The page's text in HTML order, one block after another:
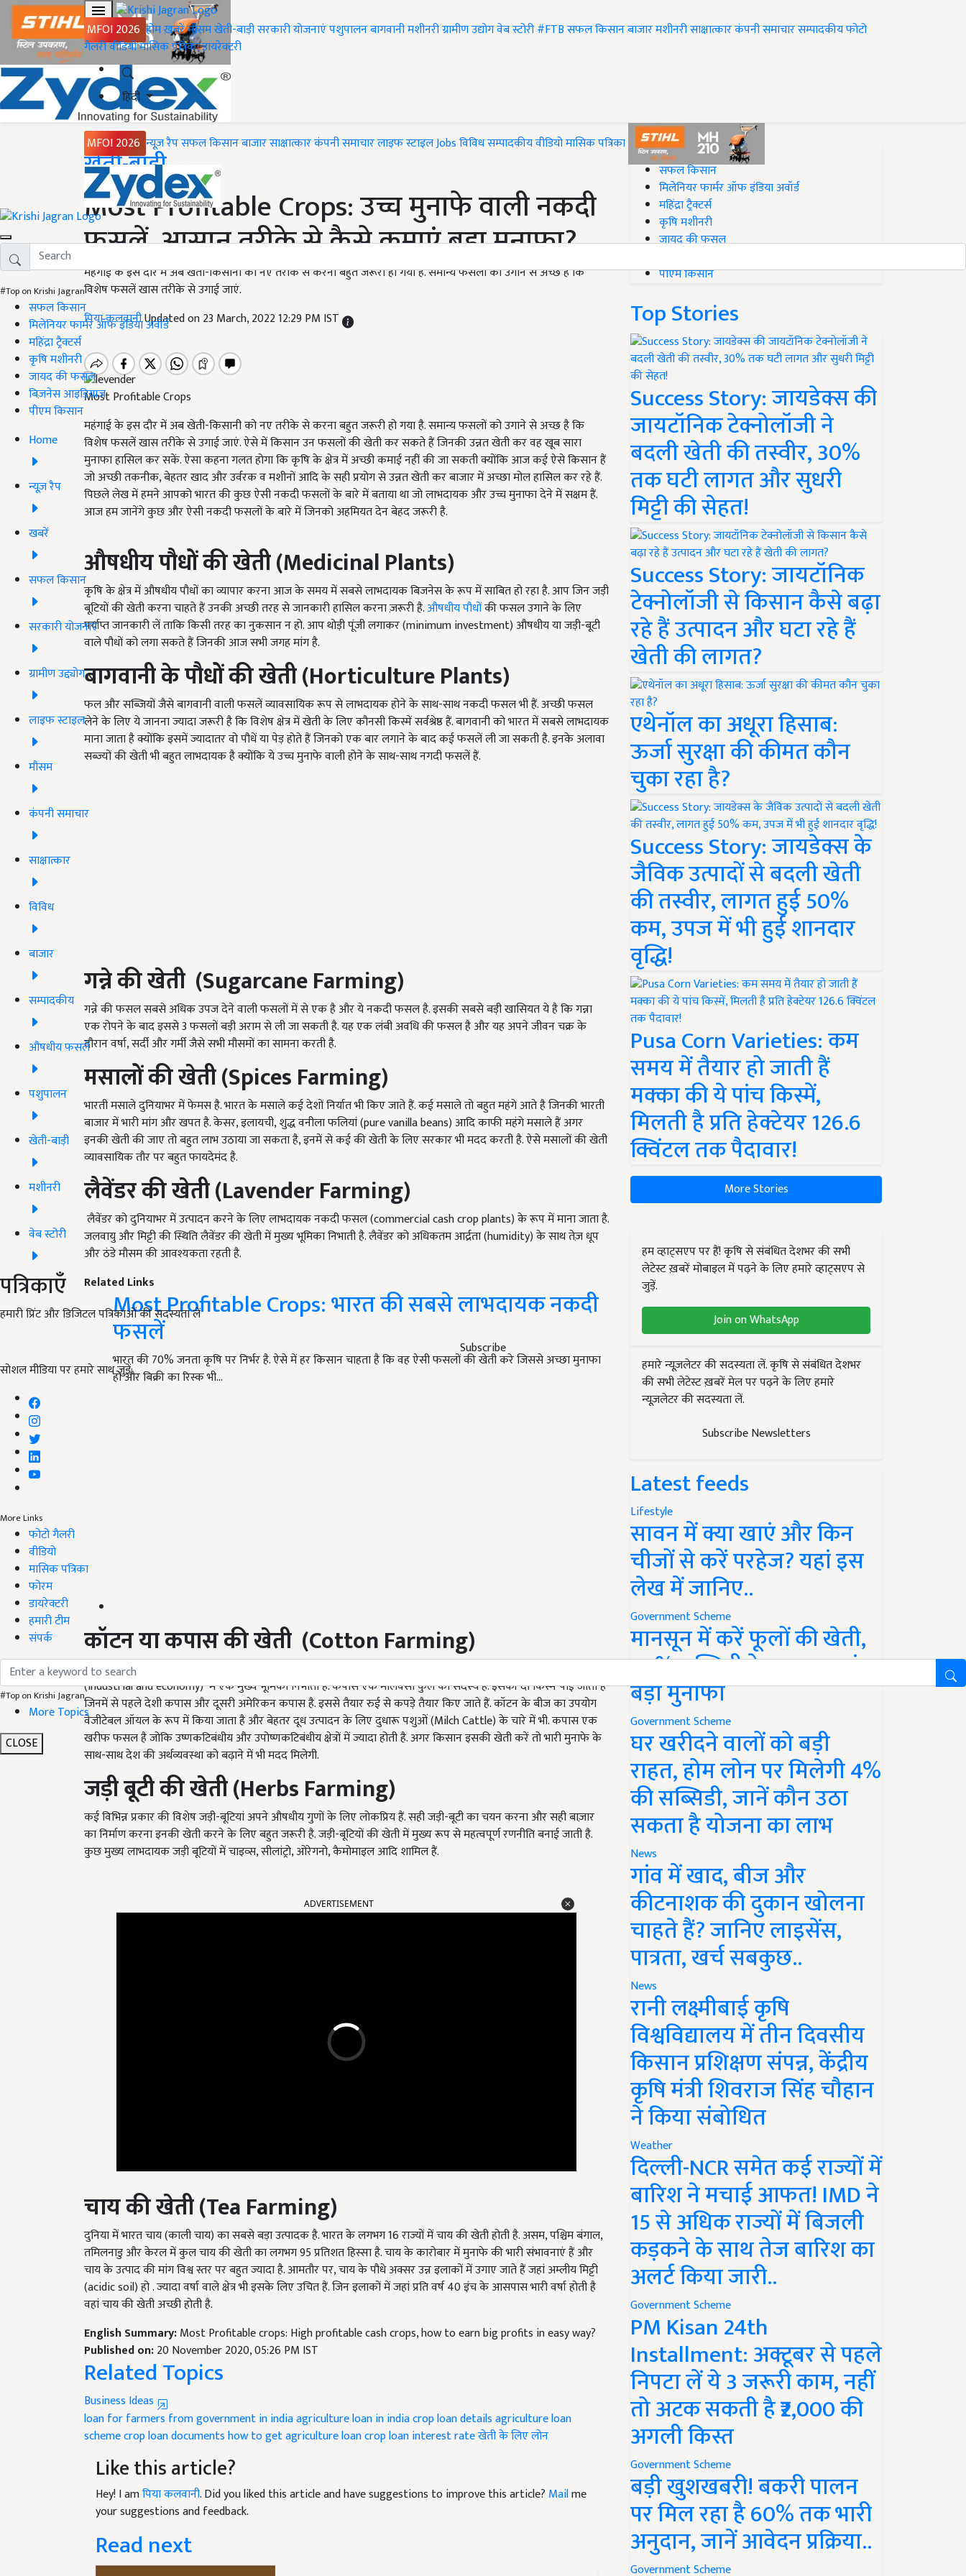
MFOI 2026 होमख़बरेंमौसमखेती-बाड़ीसरकारी योजनाएंपशुपालनबागवानीमशीनरीग्रामीण उद्योगवेब स्टोरी#FTBसफल किसानबाजारमशीनरीसाक्षात्कारकंपनी समाचारसम्पादकीयफोटो
गैलरीवीडियोमासिक पत्रिकाडायरेक्टरी
हिंदी
MFOI 2026 न्यूज़ रैपसफल किसानबाजारसाक्षात्कारकंपनी समाचारलाइफ स्टाइलJobsविविधसम्पादकीयवीडियोमासिक पत्रिका
#Top on Krishi Jagran
सफल किसान
मिलेनियर फार्मर ऑफ इंडिया अवॉर्ड
महिंद्रा ट्रैक्टर्स
कृषि मशीनरी
जायद की फसल
बिज़नेस आइडियाज
पीएम किसान
Home
न्यूज़ रैप
खबरें
सफल किसान
सरकारी योजनाएं
ग्रामीण उद्द्योग
लाइफ स्टाइल
मौसम
कंपनी समाचार
साक्षात्कार
विविध
बाजार
सम्पादकीय
औषधीय फसलें
पशुपालन
खेती-बाड़ी
मशीनरी
वेब स्टोरी
पत्रिकाएँ
हमारी प्रिंट और डिजिटल पत्रिकाओं की सदस्यता लें
Subscribe
सोशल मीडिया पर हमारे साथ जुड़ें:
More Links
फोटो गैलरी
वीडियो
मासिक पत्रिका
फोरम
डायरेक्टरी
हमारी टीम
संपर्क
#Top on Krishi Jagran
More Topics
CLOSE
Home
खेती-बाड़ी
Most Profitable Crops: उच्च मुनाफे वाली नकदी
फसलें, आसान तरीके से कैसे कमाएं बड़ा मुनाफा?
महंगाई के इस दौर में अब खेती-किसानी को नए तरीके से करना बहुत जरूरी हो गया है. समान्य फसलों को उगाने से अच्छ है कि
विशेष फसलें खास तरीके से उगाई जाएं.
पिया कलवानीUpdated on 23 March, 2022 12:29 PM IST
Most Profitable Crops
महंगाई के इस दौर में अब खेती-किसानी को नए तरीके से करना बहुत जरूरी हो गया है. समान्य फसलों को उगाने से अच्छ है कि
विशेष फसलें खास तरीके से उगाई जाएं. ऐसे में किसान उन फसलों की खेती कर सकते हैं जिनकी उन्नत खेती कर वह खूब सारा
मुनाफा हासिल कर सकें. ऐसा कहना गलत होगा कि कृषि के क्षेत्र में अच्छी कमाई नहीं की जा सकती क्योंकि आज कई ऐसे किसान हैं
जो अच्छी तकनीक, बेहतर खाद और उर्वरक व मशीनों आदि के सही प्रयोग से उन्नत खेती कर बाजार में अच्छा मोल हासिल कर रहे हैं.
पिछले लेख में हमने आपको भारत की कुछ ऐसी नकदी फसलों के बारे में बताया था जो लाभदायक और उच्च मुनाफा देने में सक्षम हैं.
आज हम जानेंगे कुछ और ऐसी नकदी फसलों के बारे में जिनको अहमियत देन बेहद जरूरी है.
औषधीय पौधों की खेती(Medicinal Plants)
कृषि के क्षेत्र में औषधीय पौधों का व्यापार करना आज के समय में सबसे लाभदायक बिजनेस के रूप में साबित हो रहा है. आप जिन जड़ी
बूटियों की खेती करना चाहते हैं उनकी अच्छी तरह से जानकारी हासिल करना ज़रूरी है.औषधीय पौधोंकी फसल उगाने के लिए
पर्याप्त जानकारी लें ताकि किसी तरह का नुकसान न हो. आप थोड़ी पूंजी लगाकर (minimum investment) औषधीय या जड़ी-बूटी
वाले पौधों को लगा सकते हैं जिनकी आज सभी जगह मांग है.
बागवानी के पौधों की खेती(Horticulture Plants)
फल और सब्जियों जैसे बागवानी वाली फसलें व्यावसायिक रूप से लाभदायक होने के साथ-साथ नकदी फसल भी हैं. अच्छी फसल
लेने के लिए ये जानना ज्यादा जरूरी है कि विशेष क्षेत्र में खेती के लिए कौनसी किस्में सर्वश्रेष्ठ हैं. बागवानी को भारत में सबसे लाभदायक
माना जाता है क्योंकि इसमें ज्यादातर वो पौधें या पेड़ होते हैं जिनको एक बार लगाने के बाद कई फसलें ली जा सकती है. इनके अलावा
सब्ज्यों की खेती भी बहुत लाभदायक है क्योंकि ये उच्च मुनाफे वाली होने के साथ-साथ नगदी फसलें हैं.
गन्ने की खेती (Sugarcane Farming)
गन्ने की फसल सबसे अधिक उपज देने वाली फसलों में से एक है और ये नकदी फसल है. इसकी सबसे बड़ी खासियत ये है कि गन्ना
एक रोपने के बाद इससे 3 फसलों बड़ी अराम से ली जा सकती है. यह एक लंबी अवधि की फसल है और यह अपने जीवन चक्र के
दौरान वर्षा, सर्दी और गर्मी जैसे सभी मौसमों का सामना करती है.
मसालों की खेती(Spices Farming)
भारती मसाले दुनियाभर में फेमस है. भारत के मसाले कई देशों निर्यात भी किए जाते हैं. कई मसाले तो बहुत महंगे आते है जिनकी भारती
बाजार में भारी मांग और खपत है. केसर, इलायची, शुद्ध वनीला फलियां (pure vanilla beans) आदि काफी महंगे मसाले हैं अगर
इनकी खेती की जाए तो बहुत लाभ उठाया जा सकता है, इनमें से कई की खेती के लिए सरकार भी मदद करती है. ऐसे मसालों की खेती
व्यावसायिक तौर पर बहुत फायदेमंद है.
लैवेंडर की खेती(Lavender Farming)
लैवेंडर को दुनियाभर में उत्पादन करने के लिए लाभदायक नकदी फसल (commercial cash crop plants) के रूप में माना जाता है.
जलवायु और मिट्टी की स्थिति लैवेंडर की खेती में मुख्य भूमिका निभाती है. लैवेंडर को अधिकतम आर्द्रता (humidity) के साथ तेज़ धूप
और ठंडे मौसम की आवश्यकता रहती है.
Related Links
Most Profitable Crops: भारत की सबसे लाभदायक नकदी
फसलें
भारत की 70% जनता कृषि पर निर्भर है. ऐसे में हर किसान चाहता है कि वह ऐसी फसलों की खेती करे जिससे अच्छा मुनाफा
हो और बिक्री का रिस्क भी…
कॉटन या कपास की खेती (Cotton Farming)
कॉटन सबसे महत्वपूर्ण फाइबर्स में से एक है और कॉटन की खेती लाभदायक नकदी फसल है. यह औद्योगिक और अर्थव्यवस्था
(industrial and economy) में एक मुख्य भूमिका निभाता है. कपास एक मालवेसी कुल का सदस्य है. इसकी दो किस्में पाई जाती है
जिनमें से पहले देशी कपास और दूसरी अमेरिकन कपास है. इससे तैयार रुई से कपड़े तैयार किए जाते हैं. कॉटन के बीज का उपयोग
वेजीटेबल ऑयल के रूप में किया जाता है और बेहतर दूध उत्पादन के लिए दुधारू पशुओं (Milch Cattle) के चारे में भी. कपास एक
खरीफ फसल है जोकि उष्णकटिबंधीय और उपोष्णकटिबंधीय क्षेत्रों में ज्यादा होती है. अगर किसान इसकी खेती करें तो भारी मुनाफे के
साथ-साथ देश की अर्थव्यवस्था को बढ़ाने में भी मदद मिलेगी.
जड़ी बूटी की खेती(Herbs Farming)
कई विभिन्न प्रकार की विशेष जड़ी-बूटियां अपने औषधीय गुणों के लिए लोकप्रिय हैं. सही जड़ी-बूटी का चयन करना और सही बाज़ार
का निर्माण करना इनकी खेती करने के लिए बहुत जरूरी है. जड़ी-बूटियों की खेती में मुख्य रूप से महत्वपूर्ण रणनीति बनाई जाती है.
कुछ मुख्य लाभदायक जड़ी बूटियों में चाइव्स, सीलांट्रो, ओरेगनो, कैमोमाइल आदि शामिल हैं.
ADVERTISEMENT
चाय की खेती(Tea Farming)
दुनिया में भारत चाय (काली चाय) का सबसे बड़ा उत्पादक है. भारत के लगभग 16 राज्यों में चाय की खेती होती है. असम, पश्चिम बंगाल,
तमिलनाडु और केरल में कुल चाय की खेती का लगभग 95 प्रतिशत हिस्सा है. चाय के कारोबार में मुनाफे की भारी संभावनाएं हैं और
चाय के उत्पाद की मांग विश्व स्तर पर बहुत ज्यादा है. आमतौर पर, चाय के पौधे अक्सर उन्न इलाकों में उगाए जाते हैं जहां अम्लीय मिट्टी
(acidic soil) हो . ज्यादा वर्षा वाले क्षेत्र भी इसके लिए उचित हैं. जिन इलाकों में जहां प्रति वर्ष 40 इंच के आसपास भारी वर्षा होती है
वहां चाय की खेती अच्छी होती है.
English Summary:Most Profitable crops: High profitable cash crops, how to earn big profits in easy way?
Published on:20 November 2020, 05:26 PM IST
Related Topics
Business Ideas
loan for farmers from government in indiaagriculture loan in indiacrop loan detailsagriculture loan
schemecrop loan documentshow to get agriculture loancrop loan interest rateखेती के लिए लोन
Like this article?
Hey! I amपिया कलवानी. Did you liked this article and have suggestions to improve this article? Mailme
your suggestions and feedback.
Read next
#Top on Krishi Jagran
सफल किसान
मिलेनियर फार्मर ऑफ इंडिया अवॉर्ड
महिंद्रा ट्रैक्टर्स
कृषि मशीनरी
जायद की फसल
पीएम किसान
Top Stories
Success Story: जायडेक्स की
जायटॉनिक टेक्नोलॉजी ने
बदली खेती की तस्वीर, 30%
तक घटी लागत और सुधरी
मिट्टी की सेहत!
Success Story: जायटॉनिक
टेक्नोलॉजी से किसान कैसे बढ़ा
रहे हैं उत्पादन और घटा रहे हैं
खेती की लागत?
एथेनॉल का अधूरा हिसाब:
ऊर्जा सुरक्षा की कीमत कौन
चुका रहा है?
Success Story: जायडेक्स के
जैविक उत्पादों से बदली खेती
की तस्वीर, लागत हुई 50%
कम, उपज में भी हुई शानदार
वृद्धि!
Pusa Corn Varieties: कम
समय में तैयार हो जाती हैं
मक्का की ये पांच किस्में,
मिलती है प्रति हेक्टेयर 126.6
क्विंटल तक पैदावार!
More Stories
हम व्हाट्सएप पर हैं! कृषि से संबंधित देशभर की सभी
लेटेस्ट ख़बरें मोबाइल में पढ़ने के लिए हमारे व्हाट्सएप से
जुड़ें.
Join on WhatsApp
हमारे न्यूज़लेटर की सदस्यता लें. कृषि से संबंधित देशभर
की सभी लेटेस्ट ख़बरें मेल पर पढ़ने के लिए हमारे
न्यूज़लेटर की सदस्यता लें.
Subscribe Newsletters
Latest feeds
Lifestyle
सावन में क्या खाएं और किन
चीजों से करें परहेज? यहां इस
लेख में जानिए..
Government Scheme
मानसून में करें फूलों की खेती,
50% सब्सिडी के साथ कमाएं
बड़ा मुनाफा
Government Scheme
घर खरीदने वालों को बड़ी
राहत, होम लोन पर मिलेगी 4%
की सब्सिडी, जानें कौन उठा
सकता है योजना का लाभ
News
गांव में खाद, बीज और
कीटनाशक की दुकान खोलना
चाहते हैं? जानिए लाइसेंस,
पात्रता, खर्च सबकुछ..
News
रानी लक्ष्मीबाई कृषि
विश्वविद्यालय में तीन दिवसीय
किसान प्रशिक्षण संपन्न, केंद्रीय
कृषि मंत्री शिवराज सिंह चौहान
ने किया संबोधित
Weather
दिल्ली-NCR समेत कई राज्यों में
बारिश ने मचाई आफत! IMD ने
15 से अधिक राज्यों में बिजली
कड़कने के साथ तेज बारिश का
अलर्ट किया जारी..
Government Scheme
PM Kisan 24th
Installment: अक्टूबर से पहले
निपटा लें ये 3 जरूरी काम, नहीं
तो अटक सकती है ₹2,000 की
अगली किस्त
Government Scheme
बड़ी खुशखबरी! बकरी पालन
पर मिल रहा है 60% तक भारी
अनुदान, जानें आवेदन प्रक्रिया..
Government Scheme